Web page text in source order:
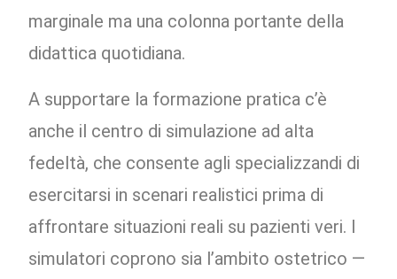
marginale ma una colonna portante della
didattica quotidiana.
A supportare la formazione pratica c’è
anche il centro di simulazione ad alta
fedeltà, che consente agli specializzandi di
esercitarsi in scenari realistici prima di
affrontare situazioni reali su pazienti veri. I
simulatori coprono sia l’ambito ostetrico —